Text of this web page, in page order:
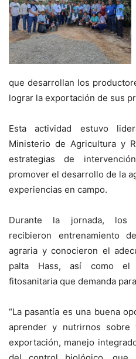
que desarrollan los
lograr la exportación de sus
Esta actividad estuvo
Ministerio de Agricultura y
estrategias de
promover el desarrollo de la
experiencias en campo.
Durante la jornada, los
recibieron entrenamiento
agraria y conocieron el
palta Hass, así como el
fitosanitaria que demanda
“La pasantía es una buena
aprender y nutrirnos sobre
exportación, manejo